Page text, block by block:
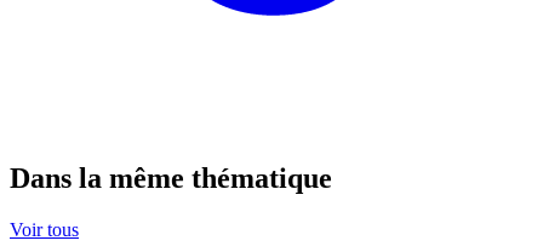
Dans la même thématique
Voir tous